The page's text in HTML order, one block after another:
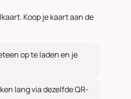
Koop je kaart aan de
op te laden en je
lang via dezelfde QR-